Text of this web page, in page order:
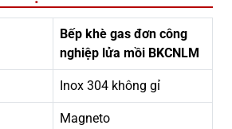
Bếp khè gas đơn công
nghiệp lửa mồi BKCNLM
Inox 304 không gỉ
Magneto